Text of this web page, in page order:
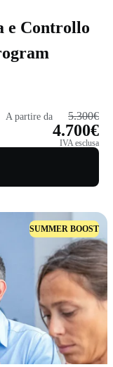
e Controllo
A partire da 5.300€
4.700€
IVA esclusa
SUMMER BOOST